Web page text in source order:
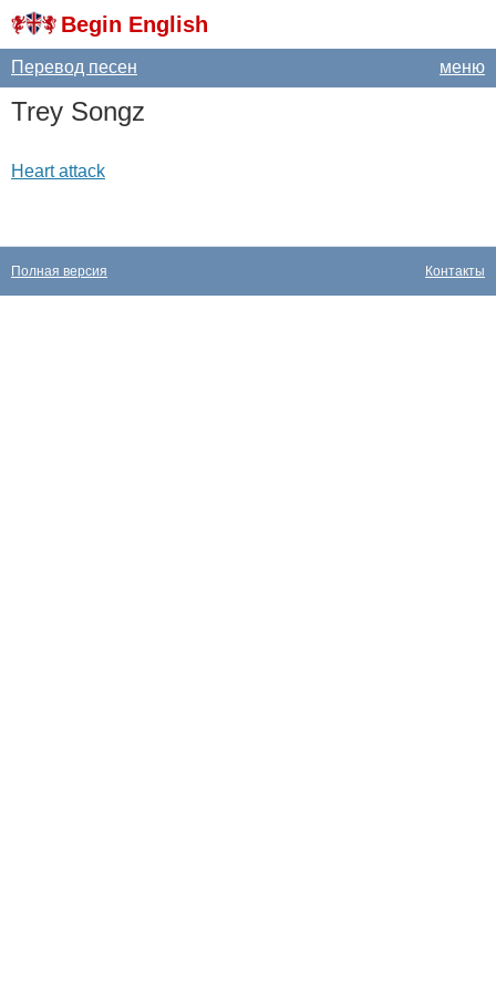
Begin English
меню
Перевод песен
Trey Songz
Heart attack
Контакты
Полная версия